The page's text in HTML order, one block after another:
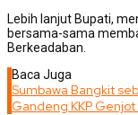
Lebih lanjut Bupati,
bersama-sama
Berkeadaban.
Baca Juga
Sumbawa Bangkit
Gandeng KKP